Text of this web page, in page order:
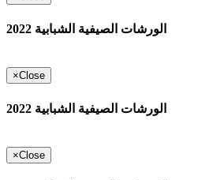
الورشات الصيفية الشبابية 2022
×Close
الورشات الصيفية الشبابية 2022
×Close